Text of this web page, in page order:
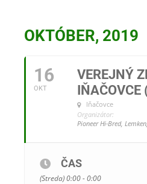
OKTÓBER, 2019
16
OKT
VEREJNÝ
IŇAČOVCE
Iňačovce
Organizátor:
Pioneer Hi-Bred,
ČAS
(Streda) 0:00 - 0:00